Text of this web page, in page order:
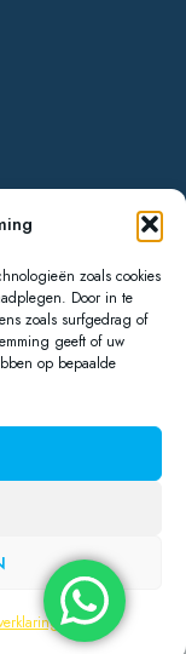
zoals cookies
Door in te
zoals surfgedrag of
geeft of uw
op bepaalde